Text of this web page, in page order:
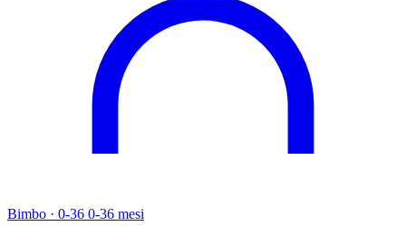
Bimbo · 0-36 0-36 mesi